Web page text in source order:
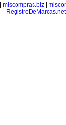
miscompras.biz|
RegistroDeMarcas.net